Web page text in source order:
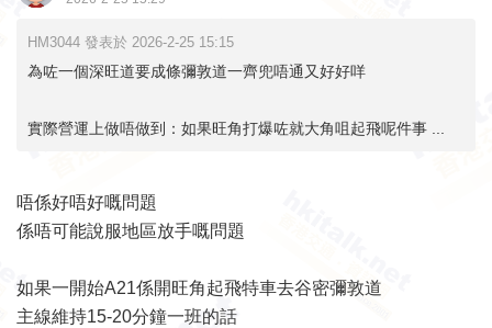
HM3044 發表於 2026-2-25 15:15
為咗一個深旺道要成條彌敦道一齊兜唔通又好好咩
實際營運上做唔做到：如果旺角打爆咗就大角咀起飛呢件事 ...
唔係好唔好嘅問題
係唔可能說服地區放手嘅問題
如果一開始A21係開旺角起飛特車去谷密彌敦道
主線維持15-20分鐘一班的話